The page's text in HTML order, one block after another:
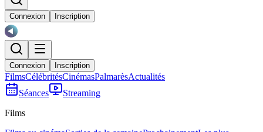
Connexion Inscription
Connexion Inscription
FilmsCélébritésCinémasPalmarèsActualités
Séances
Streaming
Films